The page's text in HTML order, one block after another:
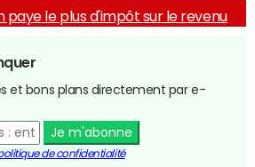
paye le plus d'impôt sur le revenu
et bons plans directement par e-
Je m'abonne
de confidentialité